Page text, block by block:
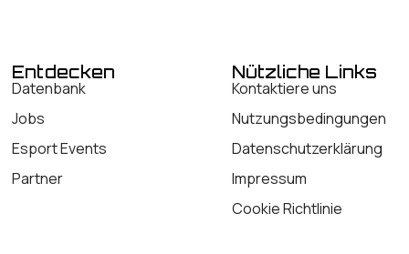
Entdecken
Datenbank
Jobs
Esport Events
Partner
Nützliche Links
Kontaktiere uns
Nutzungsbedingungen
Datenschutzerklärung
Impressum
Cookie Richtlinie